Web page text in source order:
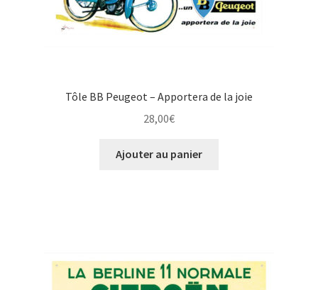
Tôle BB Peugeot – Apportera de la joie
28,00€
Ajouter au panier